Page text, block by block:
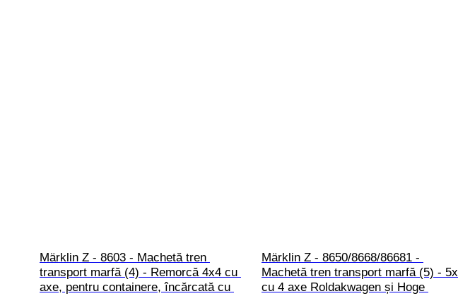
Märklin Z - 8603 - Machetă tren
transport marfă (4) - Remorcă 4x4 cu
axe, pentru containere, încărcată cu
Märklin Z - 8650/8668/86681 -
Machetă tren transport marfă (5) - 5x
cu 4 axe Roldakwagen și Hoge